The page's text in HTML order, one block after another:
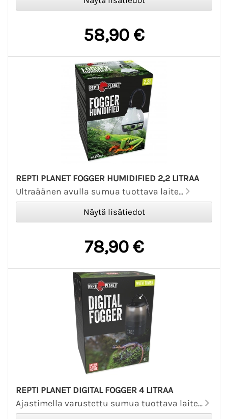
58,90 €
REPTI PLANET FOGGER HUMIDIFIED 2,2 LITRAA
Ultraäänen avulla sumua tuottava laite...
78,90 €
REPTI PLANET DIGITAL FOGGER 4 LITRAA
Ajastimella varustettu sumua tuottava laite...